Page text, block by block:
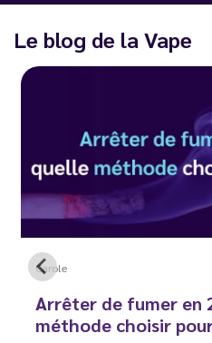
Le blog de la Vape
Carole
Arrêter de fumer en
méthode choisir